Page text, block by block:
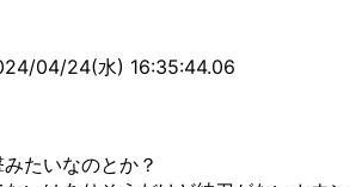
04/24(水) 16:35:44.06
たいなのとか？